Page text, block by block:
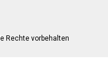
Rechte vorbehalten